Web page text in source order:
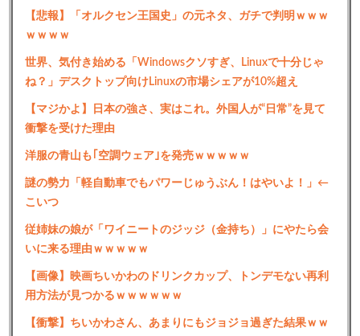
【悲報】「オルクセン王国史」の元ネタ、ガチで判明ｗｗｗ
ｗｗｗｗ
世界、気付き始める「Windowsクソすぎ、Linuxで十分じゃ
ね？」デスクトップ向けLinuxの市場シェアが10%超え
【マジかよ】日本の強さ、実はこれ。外国人が“日常”を見て
衝撃を受けた理由
洋服の青山も｢空調ウェア｣を発売ｗｗｗｗｗ
謎の勢力「軽自動車でもパワーじゅうぶん！はやいよ！」←
こいつ
従姉妹の娘が「ワイニートのジッジ（金持ち）」にやたら会
いに来る理由ｗｗｗｗｗ
【画像】映画ちいかわのドリンクカップ、トンデモない再利
用方法が見つかるｗｗｗｗｗｗ
【衝撃】ちいかわさん、あまりにもジョジョ過ぎた結果ｗｗ